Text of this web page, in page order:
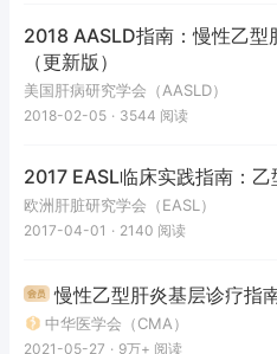
2018 AASLD指南：慢性乙型
（更新版）
美国肝病研究学会（AASLD）
2018-02-05 · 3544 阅读
2017 EASL临床实践指南：
欧洲肝脏研究学会（EASL）
2017-04-01 · 2140 阅读
慢性乙型肝炎基层诊疗指
中华医学会（CMA）
2021-05-27 · 9万+ 阅读